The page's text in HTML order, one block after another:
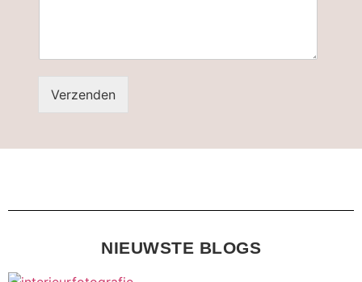
Verzenden
NIEUWSTE BLOGS